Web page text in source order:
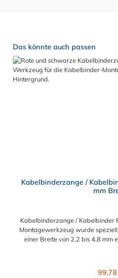
Produktgalerie überspringen
Das könnte auch passen
Kabelbinderzange /
mm
Kabelbinderzange / Kabelbinder Pistole Das
Montagewerkzeug wurde
einer Breite von 2,2 bis 4,8 mm